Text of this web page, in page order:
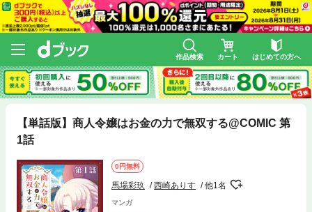
作品検索 カート はじめての方へ
【単話版】商人令嬢はお金の力で無双する@COMIC 第
1話
0円無料
馬場彩玖 西崎ありす 他1名
マンガ